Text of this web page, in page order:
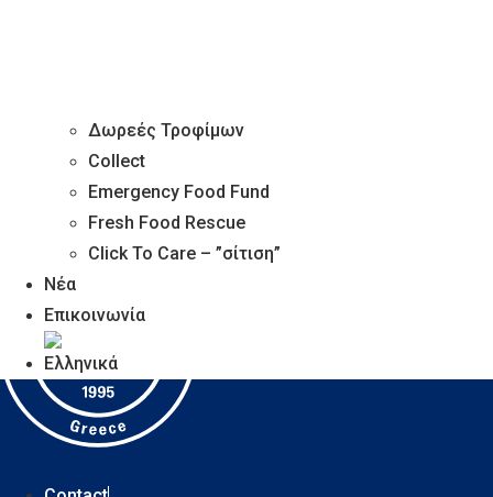
Δωρεές Τροφίμων
Collect
Emergency Food Fund
Fresh Food Rescue
Click To Care – ”σίτιση”
Νέα
Επικοινωνία